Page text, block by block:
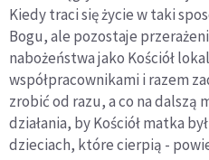
Kiedy traci się życie w taki
Bogu, ale pozostaje
nabożeństwa jako Kościół
współpracownikami i razem
zrobić od razu, a co na dalszą
działania, by Kościół matka
dzieciach, które cierpią -